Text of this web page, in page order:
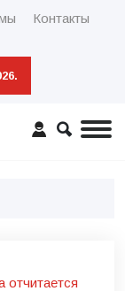
Контакты
отчитается